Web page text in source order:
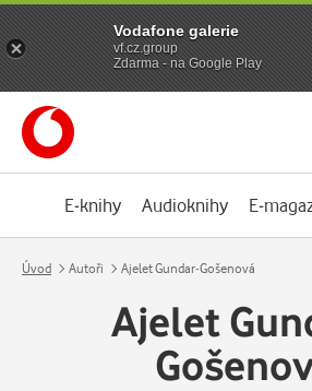
E-knihy Audioknihy E-
Úvod Autoři Ajelet Gundar-Gošenová
Ajelet
Vodafone galerie
vf.cz.group
Zdarma - na Google Play